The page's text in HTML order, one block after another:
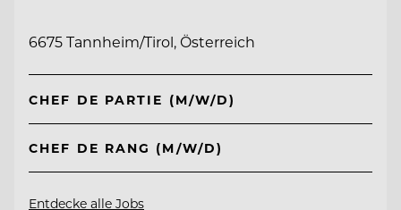
6675 Tannheim/Tirol, Österreich
CHEF DE PARTIE (M/W/D)
CHEF DE RANG (M/W/D)
Entdecke alle Jobs